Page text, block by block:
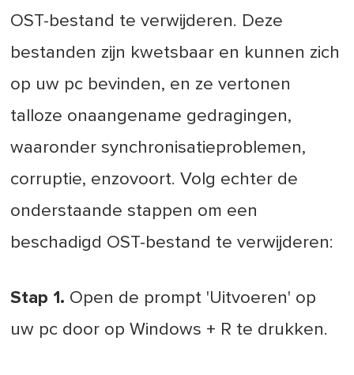
OST-bestand te verwijderen. Deze
bestanden zijn kwetsbaar en kunnen zich
op uw pc bevinden, en ze vertonen
talloze onaangename gedragingen,
waaronder synchronisatieproblemen,
corruptie, enzovoort. Volg echter de
onderstaande stappen om een
beschadigd OST-bestand te verwijderen:
Stap 1. Open de prompt 'Uitvoeren' op
uw pc door op Windows + R te drukken.